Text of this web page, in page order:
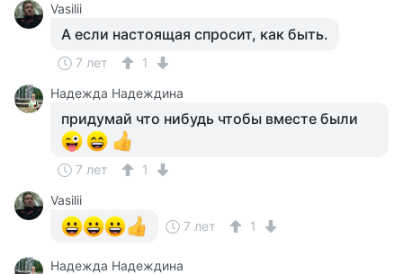
Vasilii
А если настоящая спросит, как быть.
7 лет
1
Надежда Надеждина
придумай что нибудь чтобы вместе были
7 лет
1
Vasilii
7 лет
1
Надежда Надеждина